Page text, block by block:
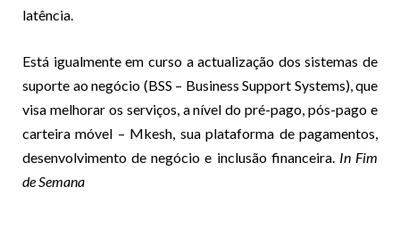
latência.
Está igualmente em curso a actualização dos sistemas de
suporte ao negócio (BSS – Business Support Systems), que
visa melhorar os serviços, a nível do pré-pago, pós-pago e
carteira móvel – Mkesh, sua plataforma de pagamentos,
desenvolvimento de negócio e inclusão financeira. In Fim
de Semana